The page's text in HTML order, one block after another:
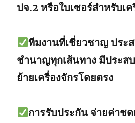
ปจ.2 หรือใบเซอร์สำหรับเค
ทีมงานที่เชี่ยวชาญ ประ
ชำนาญทุกเส้นทาง มีประส
ย้ายเครื่องจักรโดยตรง
การรับประกัน จ่ายค่าชด